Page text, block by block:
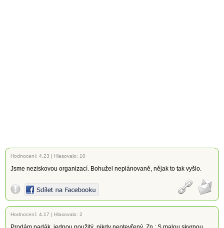
Hodnocení: 4.23 | Hlasovalo: 10
Jsme neziskovou organizací. Bohužel neplánovaně, nějak to tak vyšlo.
Hodnocení: 4.17 | Hlasovalo: 2